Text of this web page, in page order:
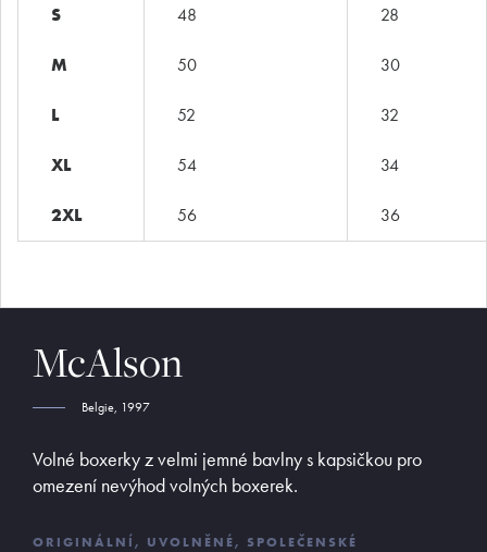
S 48 28
M 50 30
L 52 32
XL 54 34
2XL 56 36
McAlson
Belgie, 1997
Volné boxerky z velmi jemné bavlny s kapsičkou pro
omezení nevýhod volných boxerek.
ORIGINÁLNÍ, UVOLNĚNÉ, SPOLEČENSKÉ
Legíny a body
Trika, tilka
Plavky
Kontakty
Praha 1, 110 00
Obchodní podmínky